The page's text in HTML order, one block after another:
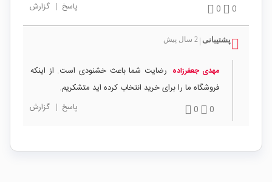
0
0 پاسخ | گزارش
پشتیبانی 2 سال پیش
مهدی جعفرزاده رضایت شما باعث خشنودی است. از اینکه
فروشگاه ما را برای خرید انتخاب کرده اید متشکریم.
0
0 پاسخ | گزارش